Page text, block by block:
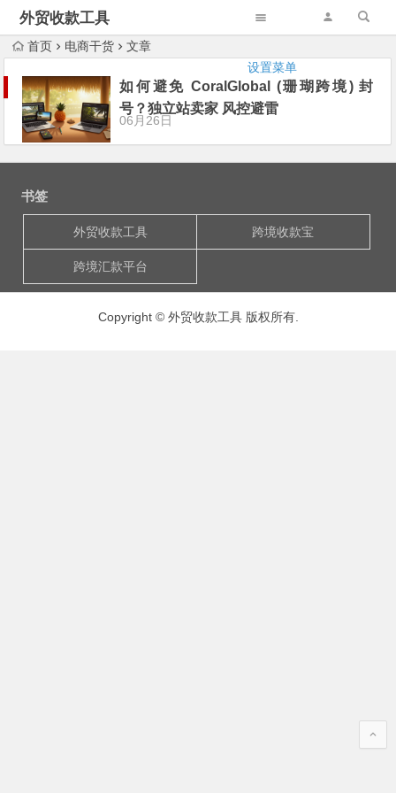
外贸收款工具
设置菜单
首页 电商干货 文章
如何避免 CoralGlobal (珊瑚跨境) 封
号？独立站卖家 风控避雷
06月26日
书签
外贸收款工具 跨境收款宝
跨境汇款平台
Copyright © 外贸收款工具 版权所有.